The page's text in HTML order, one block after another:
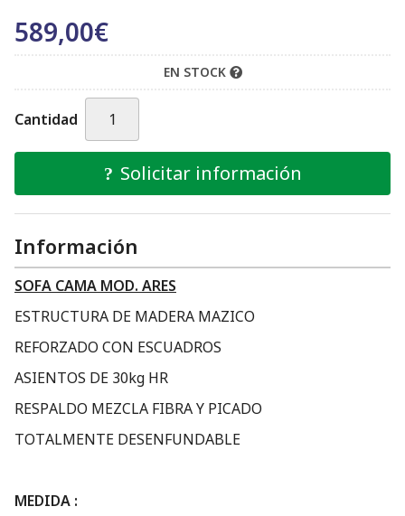
589,00€
EN STOCK
Cantidad
Solicitar información
Información
SOFA CAMA MOD. ARES
ESTRUCTURA DE MADERA MAZICO
REFORZADO CON ESCUADROS
ASIENTOS DE 30kg HR
RESPALDO MEZCLA FIBRA Y PICADO
TOTALMENTE DESENFUNDABLE
MEDIDA :